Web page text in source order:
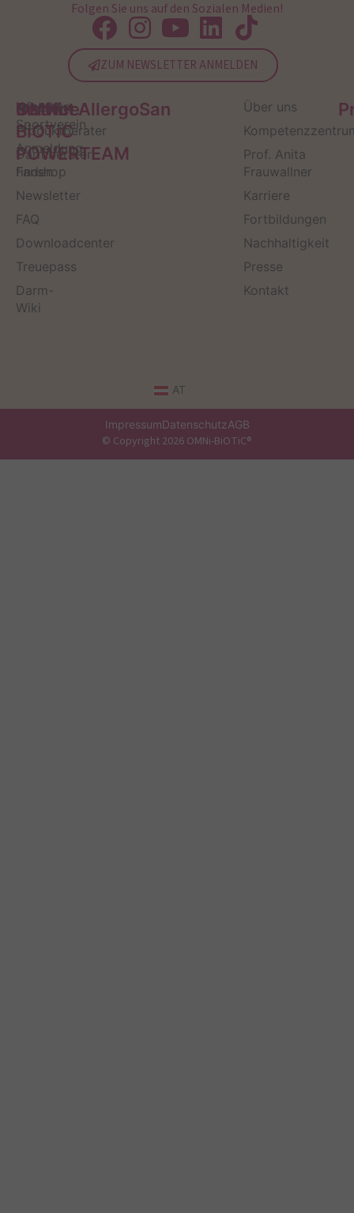
Folgen Sie uns auf den Sozialen Medien!
ZUM NEWSLETTER ANMELDEN
Service
Kontakt
Produktberater
Darmberater
finden
Newsletter
FAQ
Downloadcenter
Treuepass
Darm-
Wiki
OMNi-
BiOTiC
POWERTEAM
Infos zum
Sportverein
Anmeldung
Fanshop
Institut AllergoSan
Über uns
Prof. Anita
Frauwallner
Karriere
Fortbildungen
Nachhaltigkeit
Presse
Kontakt
AT
ImpressumDatenschutzAGB
© Copyright 2026 OMNi-BiOTiC®